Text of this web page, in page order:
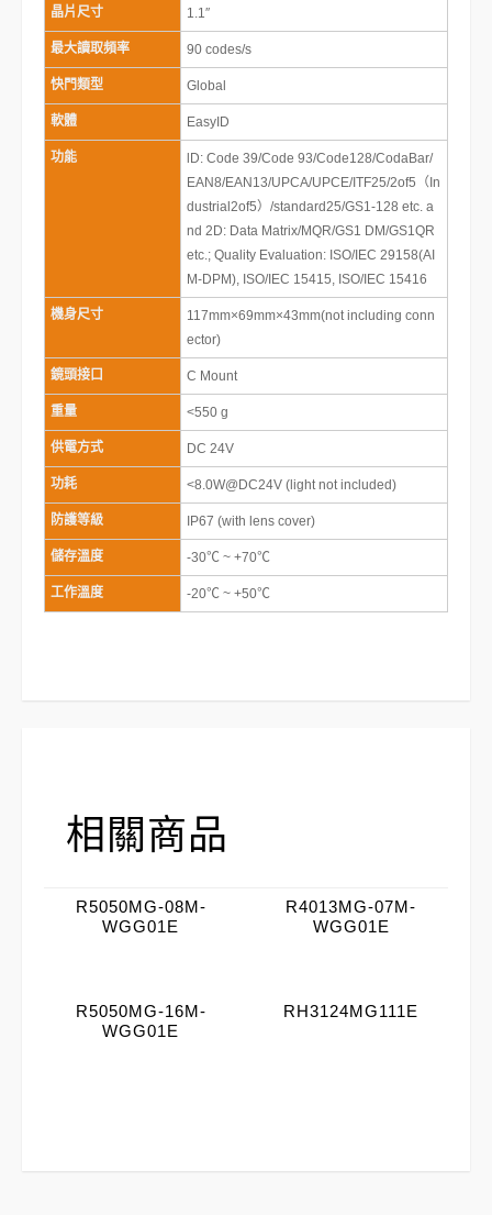
晶片尺寸 1.1″
最大讀取頻率 90 codes/s
快門類型 Global
軟體 EasyID
功能
lD: Code 39/Code 93/Code128/CodaBar/
EAN8/EAN13/UPCA/UPCE/ITF25/2of5（In
dustrial2of5）/standard25/GS1-128 etc. a
nd 2D: Data Matrix/MQR/GS1 DM/GS1QR
etc.; Quality Evaluation: ISO/IEC 29158(AI
M-DPM), ISO/IEC 15415, ISO/IEC 15416
機身尺寸
117mm×69mm×43mm(not including conn
ector)
鏡頭接口 C Mount
重量 <550 g
供電方式 DC 24V
功耗 <8.0W@DC24V (light not included)
防護等級 IP67 (with lens cover)
儲存溫度 -30℃ ~ +70℃
工作溫度 -20℃ ~ +50℃
相關商品
R5050MG-08M-
WGG01E
R4013MG-07M-
WGG01E
R5050MG-16M-
WGG01E
RH3124MG111E